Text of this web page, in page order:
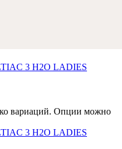
3 H2O LADIES
вариаций. Опции можно
3 H2O LADIES